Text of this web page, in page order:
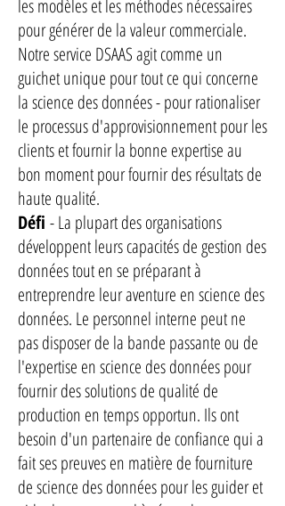
les modèles et les méthodes nécessaires
pour générer de la valeur commerciale.
Notre service DSAAS agit comme un
guichet unique pour tout ce qui concerne
la science des données - pour rationaliser
le processus d'approvisionnement pour les
clients et fournir la bonne expertise au
bon moment pour fournir des résultats de
haute qualité.
Défi - La plupart des organisations
développent leurs capacités de gestion des
données tout en se préparant à
entreprendre leur aventure en science des
données. Le personnel interne peut ne
pas disposer de la bande passante ou de
l'expertise en science des données pour
fournir des solutions de qualité de
production en temps opportun. Ils ont
besoin d'un partenaire de confiance qui a
fait ses preuves en matière de fourniture
de science des données pour les guider et